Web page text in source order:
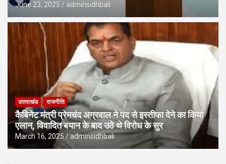
June 23, 2025 adminsidhbali
उत्तराखंड राजनीति
कैबिनेट मंत्री प्रेमचंद अग्रवाल ने पद से इस्तीफा देने का किया
एलान, विवादित बयान के बाद उठे थे विरोध के सुर
March 16, 2025 adminsidhbali